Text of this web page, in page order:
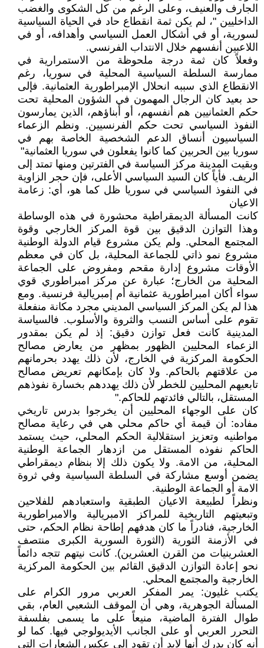
الجارف والعنيف، وعلى الرغم من كل الشكوى والغضب
الداخليين "، لم يكن ثمة انقطاع حاد في الحياة السياسية
لسورية، أو في أشكال العمل السياسي وأهدافه، أو في
اللاعبين أنفسهم خلال الانتداب الفرنسي.
وفعلاً كان ثمة درجة ملحوظة من الاستمرارية في
ممارسة السلطة السياسية المحلية في سوريا، رغم
الانقطاع الذي سببه انحلال الإمبراطورية العثمانية. فإلى
حد بعيد كان الرجال المهمون في الشؤون المحلية تحت
حكم العثمانيين هم أنفسهم، أو أبناؤهم، الذين يمارسون
النفوذ السياسي تحت حكم الفرنسيين. ونظم الزعماء
السياسيون أنساق الدعم الشخصية الخاصة بهم في
سوريا بين الحربين كما كانوا يفعلون في سوريا العثمانية"
وبقيت المدينة مركز السياسة في الفترتين ومنها تمتد إلى
الريف. فأياً كان السيد السياسي الأعلى، فإن حجر الزاوية
في النفوذ السياسي في سوريا ظل كما هو، أي: زعامة
الاعيان
كانت المسألة الديمقراطية محشورة في هذه الوساطة
وهذا التوازن الدقيق بين قوة المركز الخارجي وقوة
المجتمع المحلي. ولم يكن مشروع قيام الدولة الوطنية
مشروع نمو ذاتي للجماعة المحلية، بل كان في معظم
الأوقات مشروع إدارة مقحم ومفروض على الجماعة
المحلية من الخارج؛ عبارة عن مركز امبراطوري قوي
سواء أكان امبراطورية عثمانية أم إمبريالية فرنسية. ومع
هذا لم يكن المركز السياسي المديني مجرد مكانة منفعلة
تقوم على أساس النسب والثروة والأسلوب. فالسياسة
المدينية كانت فعل توازن دقيق: إذ لم يكن بمقدور
الزعماء المحليين الظهور بمظهر من يعارض مصالح
الحكومة المركزية في الخارج، لأن ذلك يهدد بحرمانهم
من علاقتهم بالحاكم. ولا كان بإمكانهم تعريض مصالح
تابعيهم المحليين للخطر لأن ذلك يهددهم بخسارة نفوذهم
المستقل، بالتالي فائدتهم للحاكم."
كان على الوجهاء المحليين أن يخرجوا بدرس تاريخي
مفاده: أن قيمة أي حاكم محلي هي في رعاية مصالح
مواطنيه وتعزيز استقلالية الحكم المحلي، حيث يستمد
الحاكم نفوذه المستقل من ازدهار الجماعة الوطنية
المحلية، من الامة. ولا يكون ذلك إلا بنظام ديمقراطي
يضمن أوسع مشاركة في السلطة السياسية وفي ثروة
الامة أو الجماعة الوطنية.
ونظراً لطبيعة الاعيان الطبقية واستعبادهم للفلاحين
وتبعيتهم التاريخية للمراكز الامبريالية والامبراطورية
الخارجية، فنادراً ما كان هدفهم إطاحة نظام الحكم، حتى
في الأزمنة الثورية (الثورة السورية الكبرى منتصف
العشرينيات من القرن العشرين). كانت نيتهم تتجه دائماً
نحو إعادة التوازن الدقيق القائم بين الحكومة المركزية
الخارجية والمجتمع المحلي.
يكتب غليون: يمر المفكر العربي مرور الكرام على
المسألة الجوهرية، وهي أن الموقف الشعبي العام، بقي
طوال الفترة الماضية، منيعاً على ما يسمى بفلسفة
التحرر العربي أو على الجانب الأيديولوجي فيها. كما لو
أنه كان يدرك أنها لابد أن تقود إلى عكس الشعارات التي